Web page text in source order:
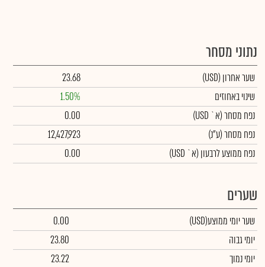
נתוני מסחר
שער אחרון (USD)
23.68
שינוי באחוזים
1.50%
נפח מסחר(א` USD)
0.00
נפח מסחר(ע"נ)
12,427,923
נפח ממוצע לרבעון (א` USD)
0.00
שערים
שער יומי ממוצע(USD)
0.00
יומי גבוה
23.80
יומי נמוך
23.22